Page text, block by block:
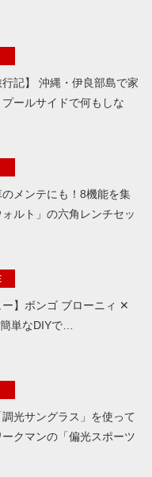
行記】 沖縄・伊良部島で家
ールサイドで何もしな
のメンテにも！8機能を集
ルト」の六角レンチセッ
ー】ボンゴ ブローニィ ✕
単なDIYで…
光サングラス」を使って
クマンの「偏光スポーツ